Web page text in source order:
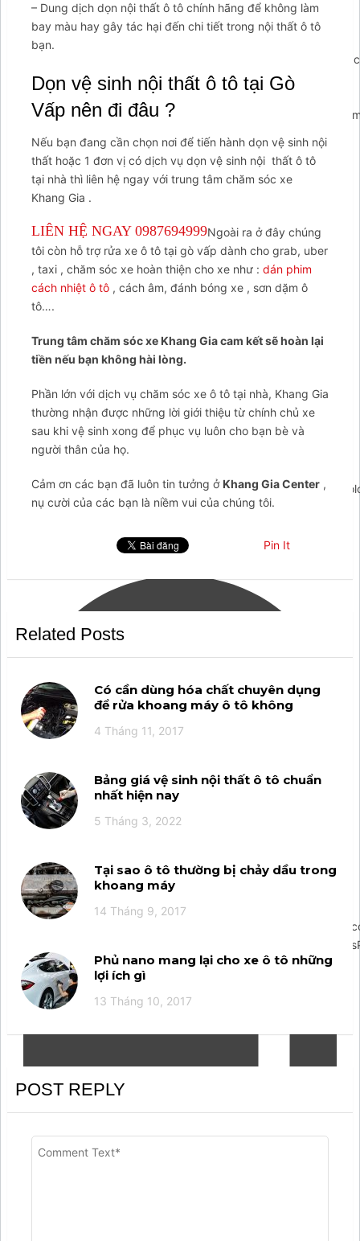
– Dung dịch dọn nội thất ô tô chính hãng để không làm
bay màu hay gây tác hại đến chi tiết trong nội thất ô tô
bạn.
Dọn vệ sinh nội thất ô tô tại Gò
Vấp nên đi đâu ?
Nếu bạn đang cần chọn nơi để tiến hành dọn vệ sinh nội
thất hoặc 1 đơn vị có dịch vụ dọn vệ sinh nội thất ô tô
tại nhà thì liên hệ ngay với trung tâm chăm sóc xe
Khang Gia .
LIÊN HỆ NGAY 0987694999Ngoài ra ở đây chúng
tôi còn hỗ trợ rửa xe ô tô tại gò vấp dành cho grab, uber
, taxi , chăm sóc xe hoàn thiện cho xe như : dán phim
cách nhiệt ô tô, cách âm, đánh bóng xe , sơn dặm ô
tô….
Trung tâm chăm sóc xe Khang Gia cam kết sẽ hoàn lại
tiền nếu bạn không hài lòng.
Phần lớn với dịch vụ chăm sóc xe ô tô tại nhà, Khang Gia
thường nhận được những lời giới thiệu từ chính chủ xe
sau khi vệ sinh xong để phục vụ luôn cho bạn bè và
người thân của họ.
Cảm ơn các bạn đã luôn tin tưởng ở Khang Gia Center,
nụ cười của các bạn là niềm vui của chúng tôi.
Pin It
Related Posts
Có cần dùng hóa chất chuyên dụng
để rửa khoang máy ô tô không
4 Tháng 11, 2017
Bảng giá vệ sinh nội thất ô tô chuẩn
nhất hiện nay
5 Tháng 3, 2022
Tại sao ô tô thường bị chảy dầu trong
khoang máy
14 Tháng 9, 2017
Phủ nano mang lại cho xe ô tô những
lợi ích gì
13 Tháng 10, 2017
POST REPLY
';arcItem.includeIconToSlider=true;arcItem.href='https://
arcItem={};arcItem.id='msg-item-
9';arcItem.onClick=function(e)
lại cho tôi";arcItem.icon='
arcItem={};arcItem.id='msg-item-1';arcItem.class='msg-
messenger';arcItem.title="Messenger";arcItem.icon='
';arcItem.includeIconToSlider=true;arcItem.href='https://